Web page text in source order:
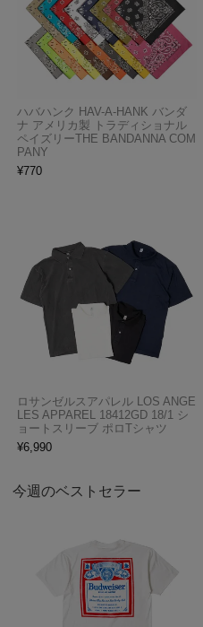
ハバハンク HAV-A-HANK バンダ
ナ アメリカ製 トラディショナル
ペイズリーTHE BANDANNA COM
PANY
¥770
ロサンゼルスアパレル LOS ANGE
LES APPAREL 18412GD 18/1 シ
ョートスリーブ ポロTシャツ
¥6,990
今週のベストセラー